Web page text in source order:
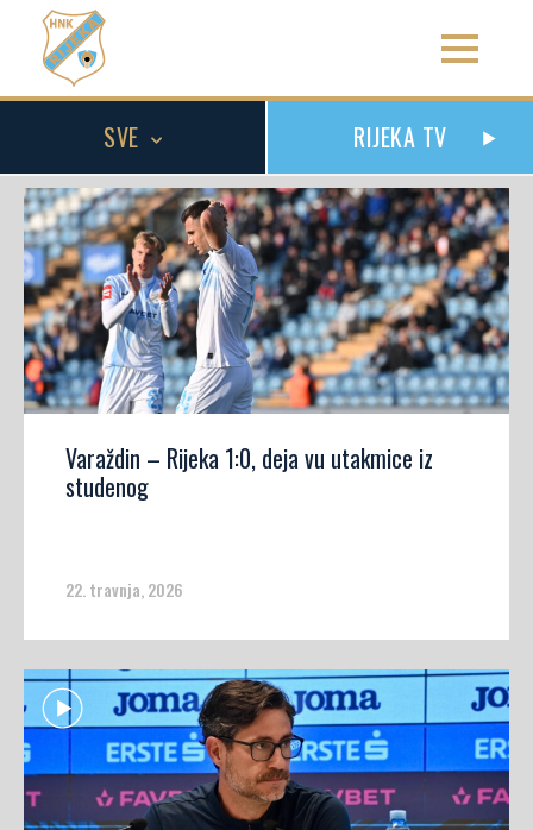
SVE RIJEKA TV
Varaždin – Rijeka 1:0, deja vu utakmice iz
studenog
22. travnja, 2026